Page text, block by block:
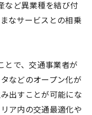
など異業種を結び付
なサービスとの相乗
とで、交通事業者が
などのオープン化が
出すことが可能にな
ア内の交通最適化や